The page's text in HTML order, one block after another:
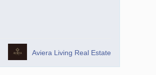
Aviera Living Real Estate